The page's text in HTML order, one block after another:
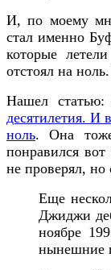
И, по моему
стал именно
которые
отстоял на
Нашел статью:
десятилетия. И
ноль. Она
понравился вот
не проверял, но
Еще
Джиджи
ноябре
нынешние